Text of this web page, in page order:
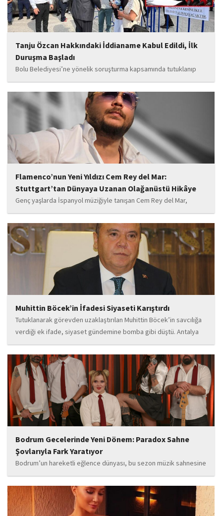
Tanju Özcan Hakkındaki İddianame Kabul Edildi, İlk
Duruşma Başladı
Bolu Belediyesi’ne yönelik soruşturma kapsamında tutuklanıp
belediye başkanlığı görevinden uzaklaştırılan Tanju Özcan’ın da
aralarında bulunduğu 6’sı tutuklu 19 sanığın yargılandığı dava
başladı.
Flamenco’nun Yeni Yıldızı Cem Rey del Mar:
Stuttgart’tan Dünyaya Uzanan Olağanüstü Hikâye
Genç yaşlarda İspanyol müziğiyle tanışan Cem Rey del Mar,
flamenco kültürünün büyüleyici atmosferinden etkilenerek
kendisini bu alana yönlendirdi. Saatler süren disiplinli çalışmalar,
teknik gelişim ve müziğe olan tutkusu, onu kısa...
Muhittin Böcek’in İfadesi Siyaseti Karıştırdı
Tutuklanarak görevden uzaklaştırılan Muhittin Böcek’in savcılığa
verdiği ek ifade, siyaset gündemine bomba gibi düştü. Antalya
Cumhuriyet Savcılığı’na kendi isteğiyle başvurarak ifade verdiği
öğrenilen Böcek’in açıklamalarında, 31 Mart 2024 yerel
seçimleri...
Bodrum Gecelerinde Yeni Dönem: Paradox Sahne
Şovlarıyla Fark Yaratıyor
Bodrum’un hareketli eğlence dünyası, bu sezon müzik sahnesine
iddialı bir giriş yapan “Paradox” ile yeni bir enerji kazanıyor. Güçlü
sahne performansı, uluslararası standartlardaki repertuarı ve
deneyimli müzisyen kadrosuyla dikkat çeken...